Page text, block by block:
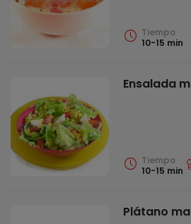
Tiempo
10-15 min
Ensalada
Tiempo
10-15 min
Plátano